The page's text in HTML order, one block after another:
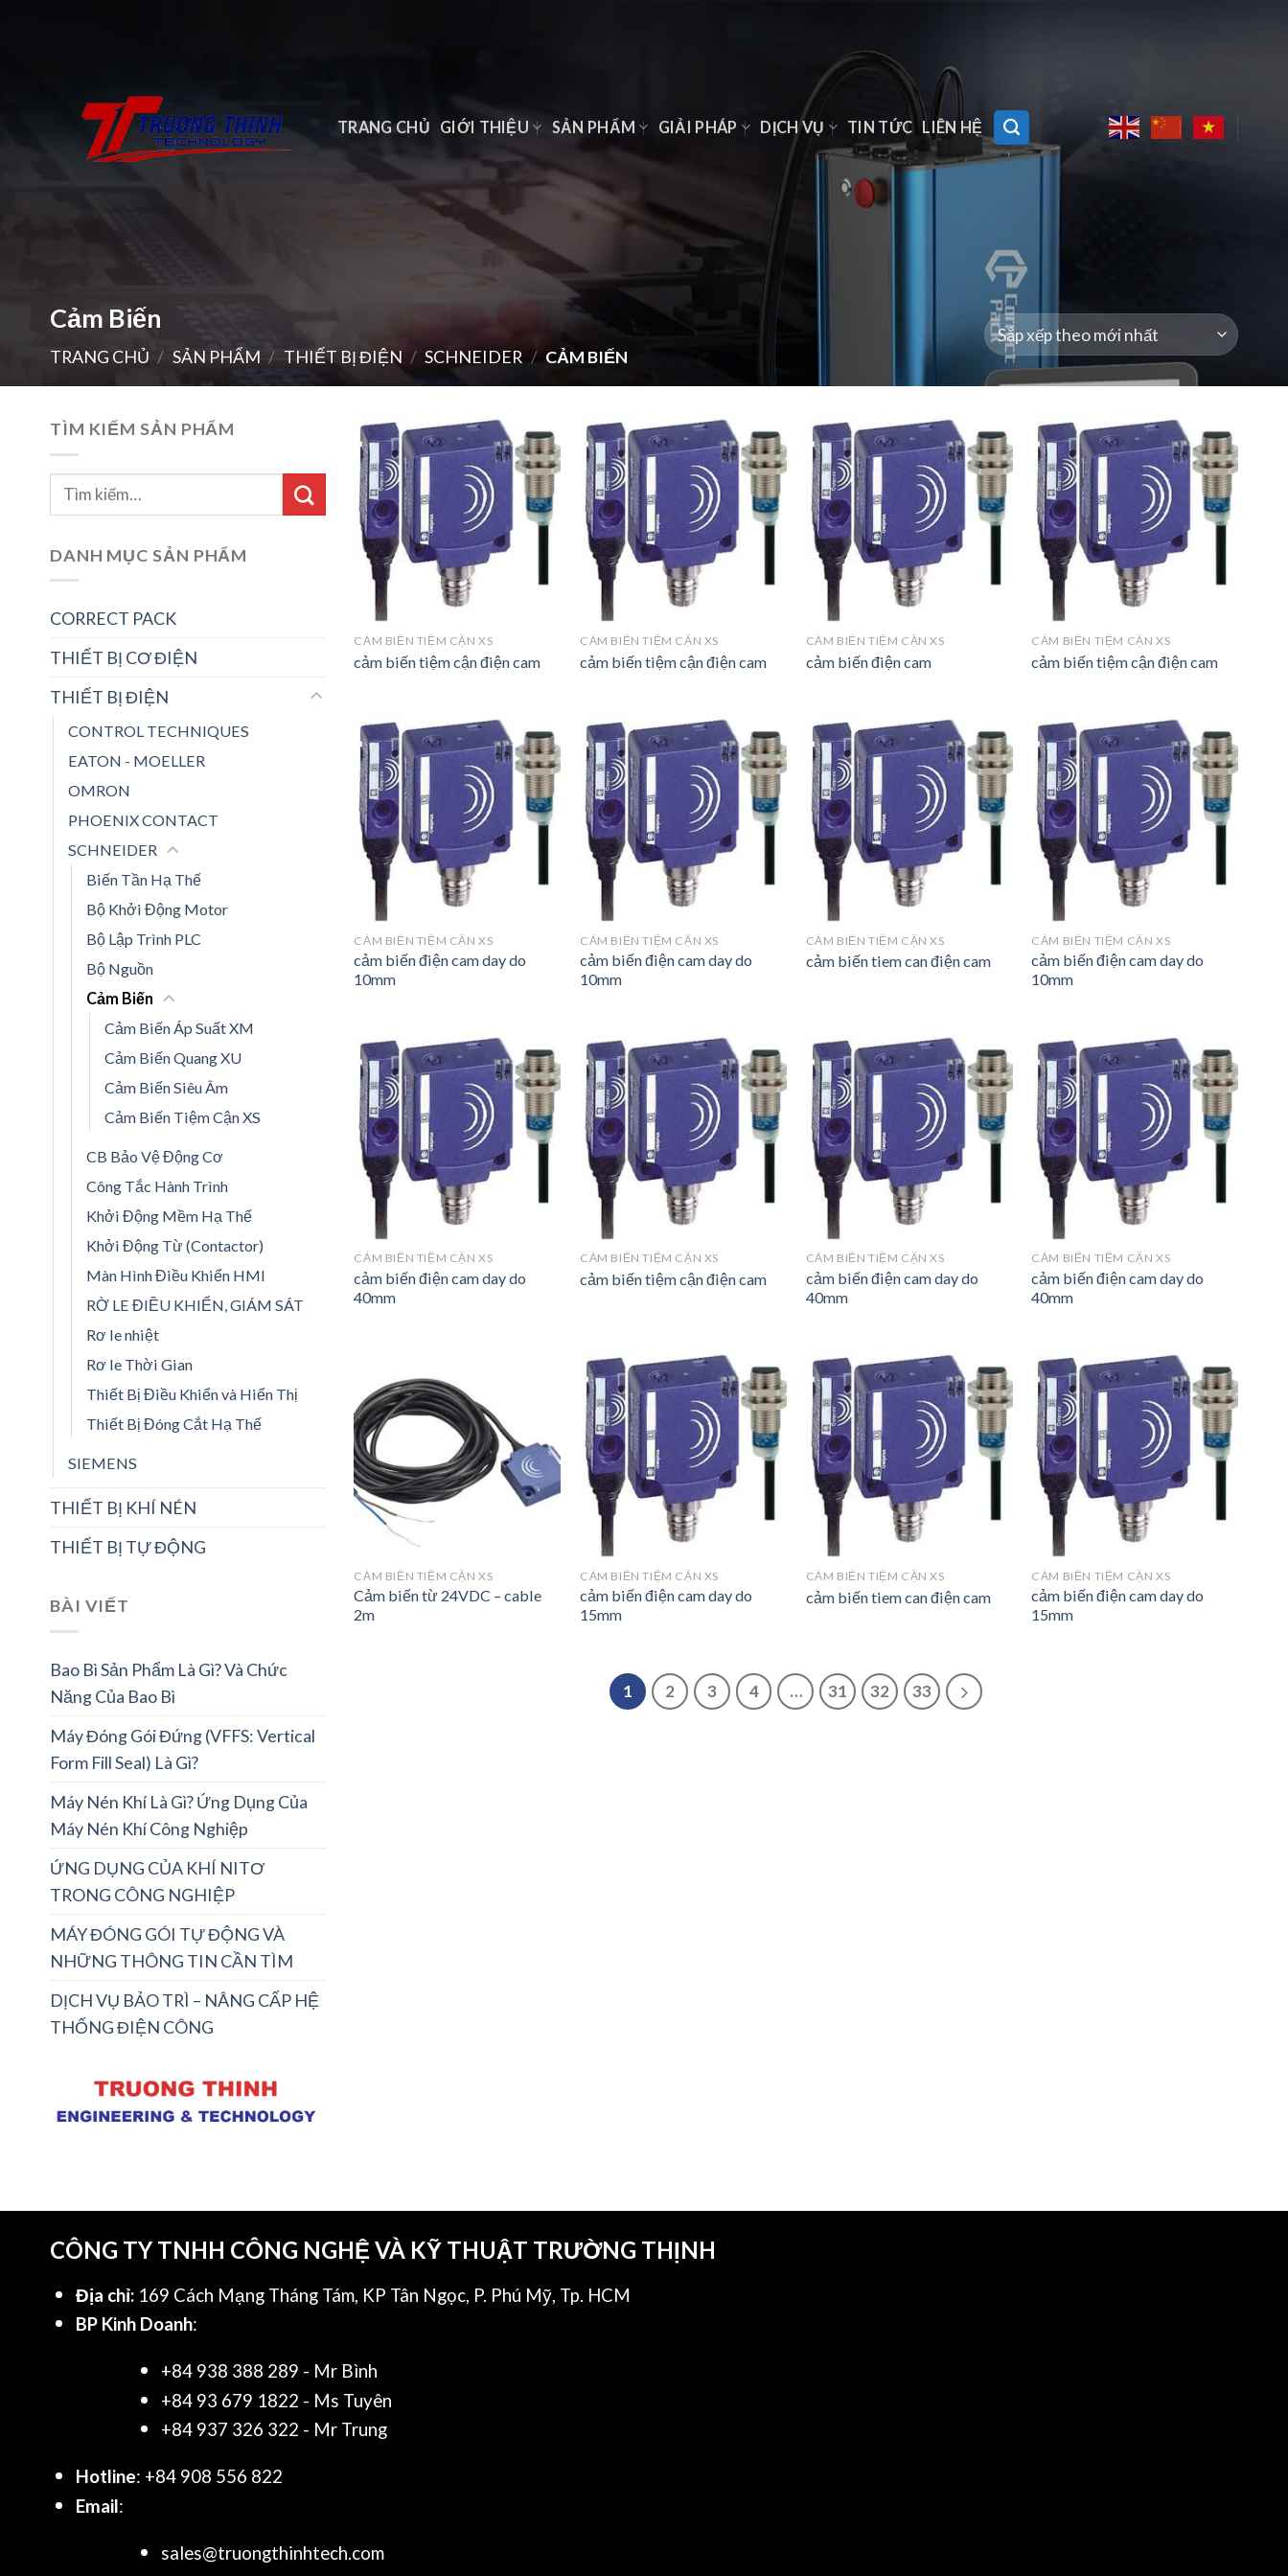
TRANG CHỦ GIỚI THIỆU SẢN PHẨM GIẢI PHÁP DỊCH VỤ TIN TỨC LIÊN HỆ
Cảm Biến
TRANG CHỦ / SẢN PHẨM / THIẾT BỊ ĐIỆN / SCHNEIDER / CẢM BIẾN
TÌM KIẾM SẢN PHẨM
DANH MỤC SẢN PHẨM
CORRECT PACK
THIẾT BỊ CƠ ĐIỆN
THIẾT BỊ ĐIỆN
CONTROL TECHNIQUES
EATON - MOELLER
OMRON
PHOENIX CONTACT
SCHNEIDER
Biến Tần Hạ Thế
Bộ Khởi Động Motor
Bộ Lập Trình PLC
Bộ Nguồn
Cảm Biến
Cảm Biến Áp Suất XM
Cảm Biến Quang XU
Cảm Biến Siêu Âm
Cảm Biến Tiệm Cận XS
CB Bảo Vệ Động Cơ
Công Tắc Hành Trình
Khởi Động Mềm Hạ Thế
Khởi Động Từ (Contactor)
Màn Hình Điều Khiển HMI
RỜ LE ĐIỀU KHIỂN, GIÁM SÁT
Rơ le nhiệt
Rơ le Thời Gian
Thiết Bị Điều Khiển và Hiển Thị
Thiết Bị Đóng Cắt Hạ Thế
SIEMENS
THIẾT BỊ KHÍ NÉN
THIẾT BỊ TỰ ĐỘNG
BÀI VIẾT
Bao Bì Sản Phẩm Là Gì? Và Chức
Năng Của Bao Bì
Máy Đóng Gói Đứng (VFFS: Vertical
Form Fill Seal) Là Gì?
Máy Nén Khí Là Gì? Ứng Dụng Của
Máy Nén Khí Công Nghiệp
ỨNG DỤNG CỦA KHÍ NITƠ
TRONG CÔNG NGHIỆP
MÁY ĐÓNG GÓI TỰ ĐỘNG VÀ
NHỮNG THÔNG TIN CẦN TÌM
DỊCH VỤ BẢO TRÌ – NÂNG CẤP HỆ
THỐNG ĐIỆN CÔNG
CẢM BIẾN TIỆM CẬN XS
cảm biến tiệm cận điện cam
CẢM BIẾN TIỆM CẬN XS
cảm biến tiệm cận điện cam
CẢM BIẾN TIỆM CẬN XS
cảm biến điện cam
CẢM BIẾN TIỆM CẬN XS
cảm biến tiệm cận điện cam
CẢM BIẾN TIỆM CẬN XS
cảm biến điện cam day do
10mm
CẢM BIẾN TIỆM CẬN XS
cảm biến điện cam day do
10mm
CẢM BIẾN TIỆM CẬN XS
cảm biến tiem can điện cam
CẢM BIẾN TIỆM CẬN XS
cảm biến điện cam day do
10mm
CẢM BIẾN TIỆM CẬN XS
cảm biến điện cam day do
40mm
CẢM BIẾN TIỆM CẬN XS
cảm biến tiệm cận điện cam
CẢM BIẾN TIỆM CẬN XS
cảm biến điện cam day do
40mm
CẢM BIẾN TIỆM CẬN XS
cảm biến điện cam day do
40mm
CẢM BIẾN TIỆM CẬN XS
Cảm biến từ 24VDC – cable
2m
CẢM BIẾN TIỆM CẬN XS
cảm biến điện cam day do
15mm
CẢM BIẾN TIỆM CẬN XS
cảm biến tiem can điện cam
CẢM BIẾN TIỆM CẬN XS
cảm biến điện cam day do
15mm
1 2 3 4 … 31 32 33
CÔNG TY TNHH CÔNG NGHỆ VÀ KỸ THUẬT TRƯỜNG THỊNH
Địa chỉ: 169 Cách Mạng Tháng Tám, KP Tân Ngọc, P. Phú Mỹ, Tp. HCM
BP Kinh Doanh:
+84 938 388 289 - Mr Bình
+84 93 679 1822 - Ms Tuyên
+84 937 326 322 - Mr Trung
Hotline: +84 908 556 822
Email:
sales@truongthinhtech.com